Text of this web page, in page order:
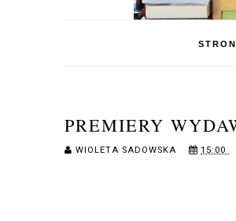
PREMIERY
WIOLETA SADOWSKA 15:00